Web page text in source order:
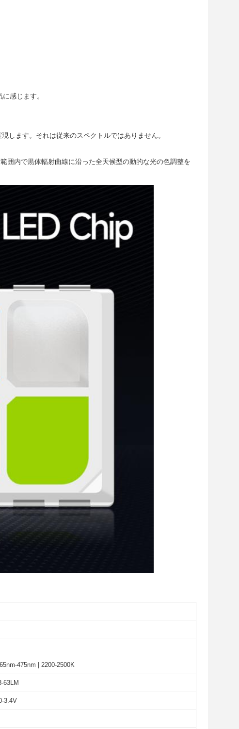
感じます。
します。それは従来のスペクトルではありません。
囲内で黒体輻射曲線に沿った全天候型の動的な光の色調整を
475nm | 2200-2500K
63LM
3.4V